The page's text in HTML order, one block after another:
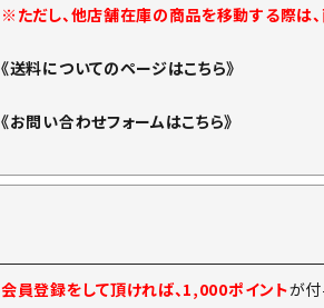
※ただし、他店舗在庫の商品を移動する際は
《送料についてのページはこちら》
《お問い合わせフォームはこちら》
会員登録をして頂ければ、1,000ポイントが付